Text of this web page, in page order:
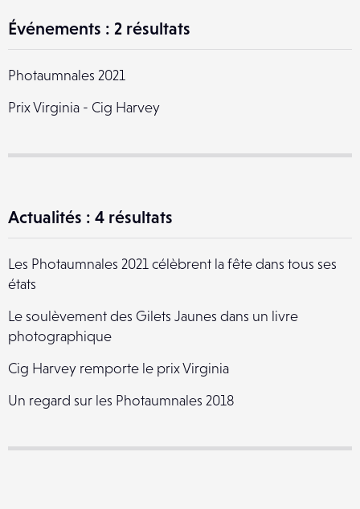
Événements : 2 résultats
Photaumnales 2021
Prix Virginia - Cig Harvey
Actualités : 4 résultats
Les Photaumnales 2021 célèbrent la fête dans tous ses
états
Le soulèvement des Gilets Jaunes dans un livre
photographique
Cig Harvey remporte le prix Virginia
Un regard sur les Photaumnales 2018